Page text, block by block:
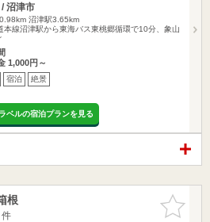
沼津市
沼津駅3.65km
本線沼津駅から東海バス東桃郷循環で10分、象山
1,000円～
宿泊 絶景
ベルの宿泊プランを見る
お気に入
りに追加
根